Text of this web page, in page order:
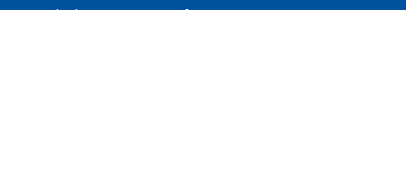
contact@survey-groupe.fr